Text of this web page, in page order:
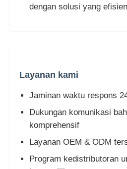
dengan solusi yang efisien
Layanan kami
Jaminan waktu respons
Dukungan komunikasi
komprehensif
Layanan OEM & ODM
Program kedistributoran